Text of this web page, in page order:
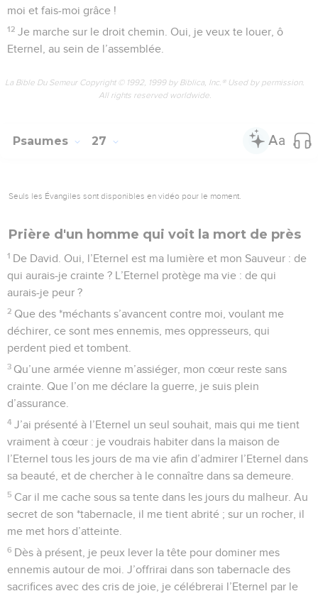
moi et fais-moi grâce !
12 Je marche sur le droit chemin. Oui, je veux te louer, ô
Eternel, au sein de l’assemblée.
La Bible Du Semeur Copyright © 1992, 1999 by Biblica, Inc.® Used by permission.
All rights reserved worldwide.
Psaumes 27
Seuls les Évangiles sont disponibles en vidéo pour le moment.
Prière d'un homme qui voit la mort de près
1 De David. Oui, l’Eternel est ma lumière et mon Sauveur : de
qui aurais-je crainte ? L’Eternel protège ma vie : de qui
aurais-je peur ?
2 Que des *méchants s’avancent contre moi, voulant me
déchirer, ce sont mes ennemis, mes oppresseurs, qui
perdent pied et tombent.
3 Qu’une armée vienne m’assiéger, mon cœur reste sans
crainte. Que l’on me déclare la guerre, je suis plein
d’assurance.
4 J’ai présenté à l’Eternel un seul souhait, mais qui me tient
vraiment à cœur : je voudrais habiter dans la maison de
l’Eternel tous les jours de ma vie afin d’admirer l’Eternel dans
sa beauté, et de chercher à le connaître dans sa demeure.
5 Car il me cache sous sa tente dans les jours du malheur. Au
secret de son *tabernacle, il me tient abrité ; sur un rocher, il
me met hors d’atteinte.
6 Dès à présent, je peux lever la tête pour dominer mes
ennemis autour de moi. J’offrirai dans son tabernacle des
sacrifices avec des cris de joie, je célébrerai l’Eternel par le